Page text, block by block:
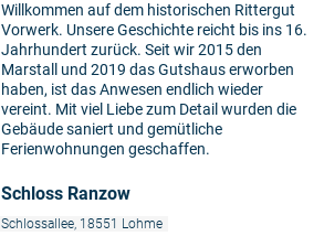
Willkommen auf dem historischen Rittergut
Vorwerk. Unsere Geschichte reicht bis ins 16.
Jahrhundert zurück. Seit wir 2015 den
Marstall und 2019 das Gutshaus erworben
haben, ist das Anwesen endlich wieder
vereint. Mit viel Liebe zum Detail wurden die
Gebäude saniert und gemütliche
Ferienwohnungen geschaffen.
Schloss Ranzow
Schlossallee, 18551 Lohme